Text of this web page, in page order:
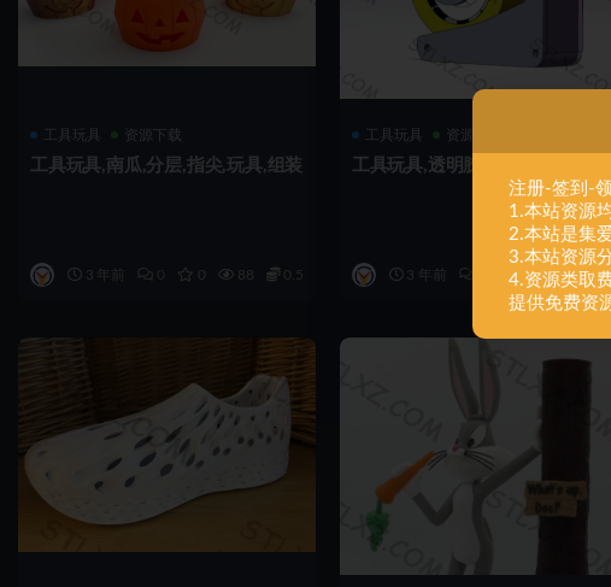
工具玩具 资源下载
工具玩具,南瓜,分层,指尖,玩具,组装
3 年前 0 0 88 0.5
工具玩具 资源下载
工具玩具,透明胶带,切割,底座,组装
3 年前 0 43
注册-签到-
1.本站资源
2.本站是集
3.本站资源
4.资源类取
提供免费资